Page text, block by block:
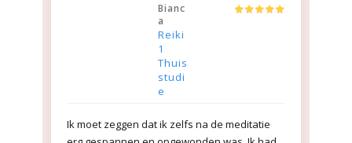
Bianc
a
Reiki
1
Thuis
studi
e
Ik moet zeggen dat ik zelfs na de meditatie